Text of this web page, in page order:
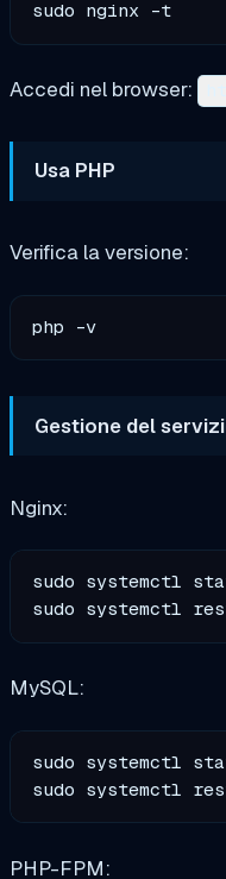
Accedi nel browser:
Usa PHP
Verifica la versione:
Gestione del
Nginx:
sudo systemctl
MySQL:
sudo systemctl
PHP-FPM: